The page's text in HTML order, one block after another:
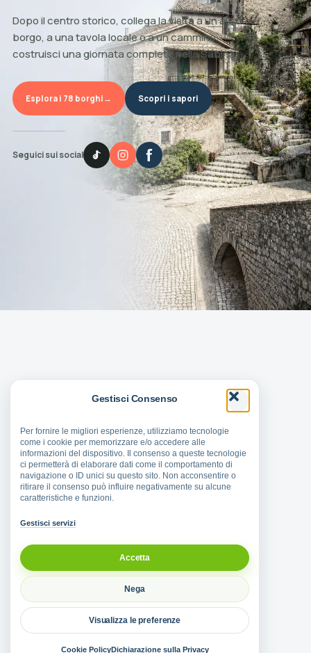
Gestisci Consenso
Per fornire le migliori esperienze, utilizziamo tecnologie
come i cookie per memorizzare e/o accedere alle
informazioni del dispositivo. Il consenso a queste tecnologie
ci permetterà di elaborare dati come il comportamento di
navigazione o ID unici su questo sito. Non acconsentire o
ritirare il consenso può influire negativamente su alcune
caratteristiche e funzioni.
Gestisci servizi
Accetta
Nega
Visualizza le preferenze
Cookie PolicyDichiarazione sulla Privacy
Dopo il centro storico, collega la visita a un altro
borgo, a una tavola locale o a un cammino:
costruisci una giornata completa nella Sabina.
Esplora i 78 borghi → Scopri i sapori
Seguici sui social